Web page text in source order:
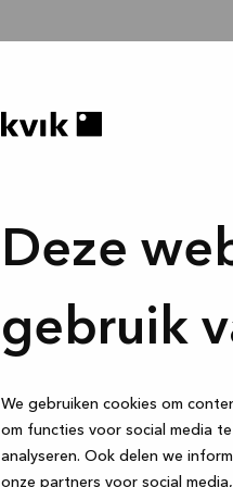
Deze
gebruik
We gebruiken cookies om
om functies voor social media
analyseren. Ook delen we
onze partners voor social